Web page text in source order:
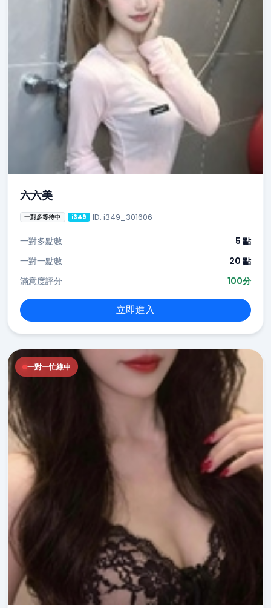
六六美
一對多等待中 i349 ID: i349_301606
一對多點數
5 點
一對一點數
20 點
滿意度評分
100分
立即進入
一對一忙線中